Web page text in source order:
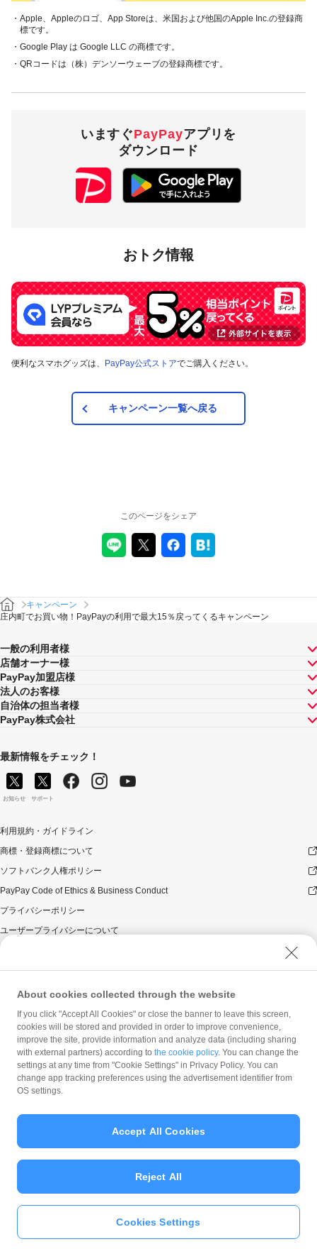
・Apple、Appleのロゴ、App Storeは、米国および他国のApple Inc.の登録商
標です。
・Google Play は Google LLC の商標です。
・QRコードは（株）デンソーウェーブの登録商標です。
いますぐPayPayアプリを
ダウンロード
おトク情報
便利なスマホグッズは、 PayPay公式ストアでご購入ください。
キャンペーン一覧へ戻る
PayPayアプリをダウンロ
ード＞＞
このページをシェア
キャンペーン
庄内町でお買い物！PayPayの利用で最大15％戻ってくるキャンペーン
一般の利用者様
店舗オーナー様
PayPay加盟店様
法人のお客様
自治体の担当者様
PayPay株式会社
最新情報をチェック！
お知らせ サポート
利用規約・ガイドライン
商標・登録商標について
ソフトバンク人権ポリシー
PayPay Code of Ethics & Business Conduct
プライバシーポリシー
ユーザープライバシーについて
ウェブサイト利用規約
反社会的勢力に対する方針
勧誘方針
マネロン等基本方針
カスタマーハラスメントに関する当社の考え方
© PayPay Corporation
About cookies collected through the website
If you click "Accept All Cookies" or close the banner to leave this screen,
cookies will be stored and provided in order to improve convenience,
improve the site, provide information and analyze data (including sharing
with external partners) according to the cookie policy. You can change the
settings at any time from "Cookie Settings" in Privacy Policy. You can
change app tracking preferences using the advertisement identifier from
OS settings.
Cookies Settings
Reject All
Accept All Cookies